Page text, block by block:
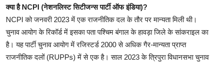
क्या है NCPI (नेशनलिस्ट सिटीजन्स पार्टी ऑफ इंडिया)?
NCPI को जनवरी 2023 में एक राजनीतिक दल के तौर पर मान्यता मिली थी।
चुनाव आयोग के रिकॉर्ड में इसका पता पश्चिम बंगाल के हावड़ा जिले के सांकराइल का
है। यह पार्टी चुनाव आयोग में रजिस्टर्ड 2000 से अधिक गैर-मान्यता प्राप्त
राजनीतिक दलों (RUPPs) में से एक है। साल 2023 के त्रिपुरा विधानसभा चुनाव